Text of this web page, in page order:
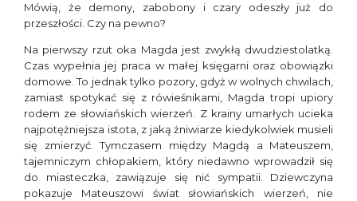
Mówią, że demony, zabobony i czary odeszły już do
przeszłości. Czy na pewno?
Na pierwszy rzut oka Magda jest zwykłą dwudziestolatką.
Czas wypełnia jej praca w małej księgarni oraz obowiązki
domowe. To jednak tylko pozory, gdyż w wolnych chwilach,
zamiast spotykać się z rówieśnikami, Magda tropi upiory
rodem ze słowiańskich wierzeń. Z krainy umarłych ucieka
najpotężniejsza istota, z jaką żniwiarze kiedykolwiek musieli
się zmierzyć. Tymczasem między Magdą a Mateuszem,
tajemniczym chłopakiem, który niedawno wprowadził się
do miasteczka, zawiązuje się nić sympatii. Dziewczyna
pokazuje Mateuszowi świat słowiańskich wierzeń, nie